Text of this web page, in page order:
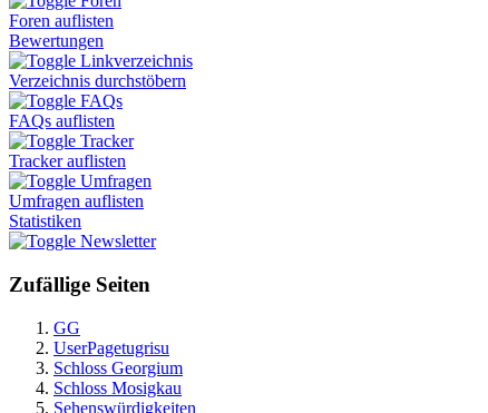
Foren auflisten
Bewertungen
Linkverzeichnis
Verzeichnis durchstöbern
FAQs
FAQs auflisten
Tracker
Tracker auflisten
Umfragen
Umfragen auflisten
Statistiken
Newsletter
Zufällige Seiten
GG
UserPagetugrisu
Schloss Georgium
Schloss Mosigkau
Sehenswürdigkeiten